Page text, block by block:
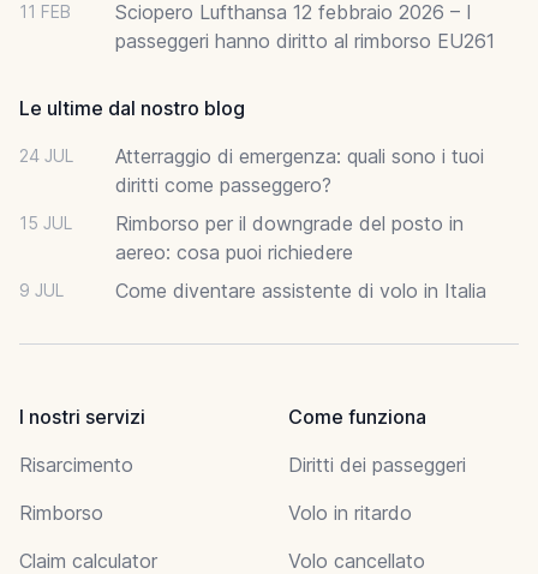
11 FEB
Sciopero Lufthansa 12 febbraio 2026 – I
passeggeri hanno diritto al rimborso EU261
Le ultime dal nostro blog
24 JUL
Atterraggio di emergenza: quali sono i tuoi
diritti come passeggero?
15 JUL
Rimborso per il downgrade del posto in
aereo: cosa puoi richiedere
9 JUL Come diventare assistente di volo in Italia
I nostri servizi
Risarcimento
Rimborso
Claim calculator
Come funziona
Diritti dei passeggeri
Volo in ritardo
Volo cancellato